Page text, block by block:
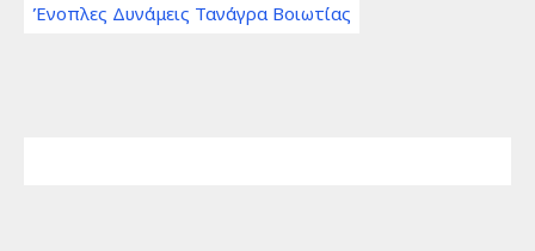
Ένοπλες Δυνάμεις Τανάγρα Βοιωτίας